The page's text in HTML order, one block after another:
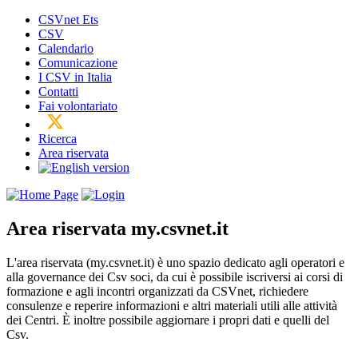
CSVnet Ets
CSV
Calendario
Comunicazione
I CSV in Italia
Contatti
Fai volontariato
Ricerca
Area riservata
Area riservata my.csvnet.it
L'area riservata (my.csvnet.it) è uno spazio dedicato agli operatori e
alla governance dei Csv soci, da cui è possibile iscriversi ai corsi di
formazione e agli incontri organizzati da CSVnet, richiedere
consulenze e reperire informazioni e altri materiali utili alle attività
dei Centri. È inoltre possibile aggiornare i propri dati e quelli del
Csv.